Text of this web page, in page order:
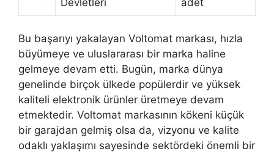
Bu başarıyı yakalayan Voltomat markası, hızla
büyümeye ve uluslararası bir marka haline
gelmeye devam etti. Bugün, marka dünya
genelinde birçok ülkede popülerdir ve yüksek
kaliteli elektronik ürünler üretmeye devam
etmektedir. Voltomat markasının kökeni küçük
bir garajdan gelmiş olsa da, vizyonu ve kalite
odaklı yaklaşımı sayesinde sektördeki önemli bir